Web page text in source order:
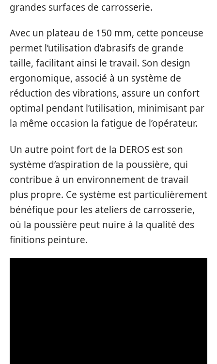
grandes surfaces de carrosserie.
Avec un plateau de 150 mm, cette ponceuse
permet l’utilisation d’abrasifs de grande
taille, facilitant ainsi le travail. Son design
ergonomique, associé à un système de
réduction des vibrations, assure un confort
optimal pendant l’utilisation, minimisant par
la même occasion la fatigue de l’opérateur.
Un autre point fort de la DEROS est son
système d’aspiration de la poussière, qui
contribue à un environnement de travail
plus propre. Ce système est particulièrement
bénéfique pour les ateliers de carrosserie,
où la poussière peut nuire à la qualité des
finitions peinture.